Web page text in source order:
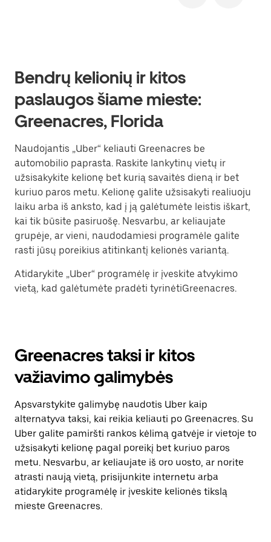
Bendrų kelionių ir kitos
paslaugos šiame mieste:
Greenacres, Florida
Naudojantis „Uber“ keliauti Greenacres be
automobilio paprasta. Raskite lankytinų vietų ir
užsisakykite kelionę bet kurią savaitės dieną ir bet
kuriuo paros metu. Kelionę galite užsisakyti realiuoju
laiku arba iš anksto, kad į ją galėtumėte leistis iškart,
kai tik būsite pasiruošę. Nesvarbu, ar keliaujate
grupėje, ar vieni, naudodamiesi programėle galite
rasti jūsų poreikius atitinkantį kelionės variantą.
Atidarykite „Uber“ programėlę ir įveskite atvykimo
vietą, kad galėtumėte pradėti tyrinėtiGreenacres.
Greenacres taksi ir kitos
važiavimo galimybės
Apsvarstykite galimybę naudotis Uber kaip
alternatyva taksi, kai reikia keliauti po Greenacres. Su
Uber galite pamiršti rankos kėlimą gatvėje ir vietoje to
užsisakyti kelionę pagal poreikį bet kuriuo paros
metu. Nesvarbu, ar keliaujate iš oro uosto, ar norite
atrasti naują vietą, prisijunkite internetu arba
atidarykite programėlę ir įveskite kelionės tikslą
mieste Greenacres.